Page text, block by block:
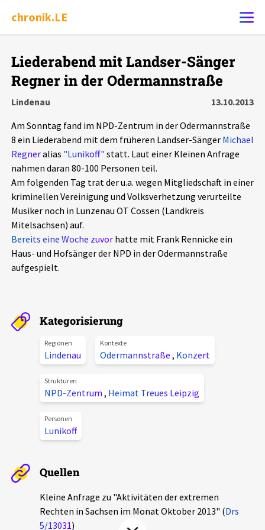
chronik.LE
Ereignis melden
Chronik
Dossiers
Leipziger Zustände
Schlaglichter
Phänomene
Veranstaltungen
Pressemitteilungen
Podcasts
Über uns
Projektbeschreibung
Unterstützer_innen
Spenden
chronik.LE in der Presse
Liederabend mit Landser-Sänger
Regner in der Odermannstraße
Lindenau
13.10.2013
Am Sonntag fand im NPD-Zentrum in der Odermannstraße
8 ein Liederabend mit dem früheren Landser-Sänger Michael
Regneralias "Lunikoff" statt. Laut einer Kleinen Anfrage
nahmen daran 80-100 Personen teil.
Am folgenden Tag trat der u.a. wegen Mitgliedschaft in einer
kriminellen Vereinigung und Volksverhetzung verurteilte
Musiker noch in Lunzenau OT Cossen (Landkreis
Mitelsachsen) auf.
Bereits eine Woche zuvorhatte mit Frank Rennicke ein
Haus- und Hofsänger der NPD in der Odermannstraße
aufgespielt.
Kategorisierung
Regionen
Lindenau
Kontexte
Odermannstraße , Konzert
Strukturen
NPD-Zentrum , Heimat Treues Leipzig
Personen
Lunikoff
Quellen
Kleine Anfrage zu "Aktivitäten der extremen
Rechten in Sachsen im Monat Oktober 2013" (Drs
5/13031)
Alle Ereignisse
7502 Ereignisse
Ereignisse
Exportieren ? Filter Erklärungen